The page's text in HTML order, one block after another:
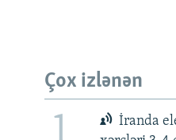
Çox izlənən
İranda